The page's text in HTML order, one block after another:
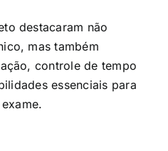
destacaram não
mas também
controle de tempo
essenciais para